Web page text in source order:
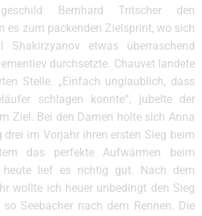
Bernhard Tritscher den
es zum packenden Zielsprint, wo sich
Shakirzyanov etwas überraschend
durchsetzte. Chauvet landete
Stelle. „Einfach unglaublich, dass
schlagen konnte“, jubelte der
Ziel. Bei den Damen holte sich Anna
drei im Vorjahr ihren ersten Sieg beim
das perfekte Aufwärmen beim
heute lief es richtig gut. Nach dem
wollte ich heuer unbedingt den Sieg
Seebacher nach dem Rennen. Die